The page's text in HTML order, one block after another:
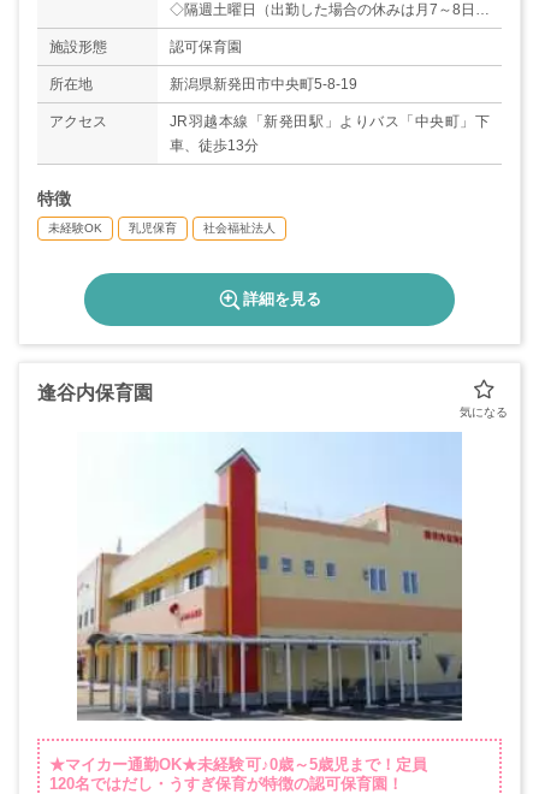
◇隔週土曜日（出勤した場合の休みは月7～8日）
◇夏季休暇
◇年末年始（31日～3日）
【年間休日数：108日】
施設形態 認可保育園
所在地 新潟県新発田市中央町5-8-19
アクセス
JR羽越本線「新発田駅」よりバス「中央町」下
車、徒歩13分
特徴
未経験OK 乳児保育 社会福祉法人
詳細を見る
逢谷内保育園
★マイカー通勤OK★未経験可♪0歳～5歳児まで！定員
120名ではだし・うすぎ保育が特徴の認可保育園！